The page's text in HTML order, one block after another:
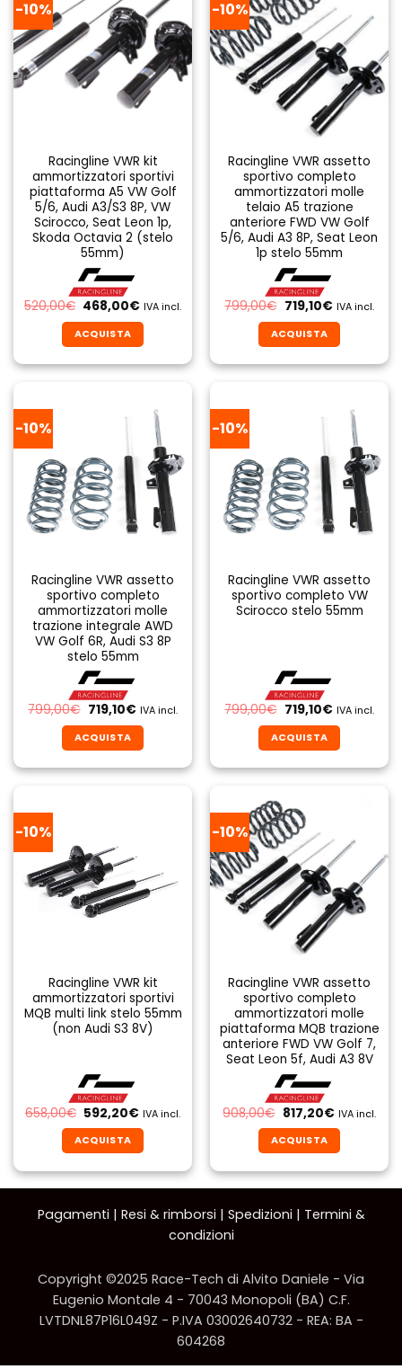
-10%
Racingline VWR kit
ammortizzatori sportivi
piattaforma A5 VW Golf
5/6, Audi A3/S3 8P, VW
Scirocco, Seat Leon 1p,
Skoda Octavia 2 (stelo
55mm)
520,00€ Il
prezzo
originale
era:
520,00€.
468,00€Il
attuale
è:
468,00€.
IVA incl.
ACQUISTA
-10%
Racingline VWR assetto
sportivo completo
ammortizzatori molle
telaio A5 trazione
anteriore FWD VW Golf
5/6, Audi A3 8P, Seat Leon
1p stelo 55mm
799,00€ Il
prezzo
originale
era:
799,00€.
719,10€Il
attuale
è:
719,10€.
IVA incl.
ACQUISTA
-10%
Racingline VWR assetto
sportivo completo
ammortizzatori molle
trazione integrale AWD
VW Golf 6R, Audi S3 8P
stelo 55mm
799,00€ Il
prezzo
originale
era:
799,00€.
719,10€Il
attuale
è:
719,10€.
IVA incl.
ACQUISTA
-10%
Racingline VWR assetto
sportivo completo VW
Scirocco stelo 55mm
799,00€ Il
prezzo
originale
era:
799,00€.
719,10€Il
attuale
è:
719,10€.
IVA incl.
ACQUISTA
-10%
Racingline VWR kit
ammortizzatori sportivi
MQB multi link stelo 55mm
(non Audi S3 8V)
658,00€ Il
prezzo
originale
era:
658,00€.
592,20€Il
attuale
è:
592,20€.
IVA incl.
ACQUISTA
-10%
Racingline VWR assetto
sportivo completo
ammortizzatori molle
piattaforma MQB trazione
anteriore FWD VW Golf 7,
Seat Leon 5f, Audi A3 8V
908,00€ Il
prezzo
originale
era:
908,00€.
817,20€Il
attuale
è:
817,20€.
IVA incl.
ACQUISTA
Pagamenti | Resi & rimborsi | Spedizioni | Termini &
condizioni
Copyright ©2025 Race-Tech di Alvito Daniele - Via
Eugenio Montale 4 - 70043 Monopoli (BA) C.F.
LVTDNL87P16L049Z - P.IVA 03002640732 - REA: BA -
604268